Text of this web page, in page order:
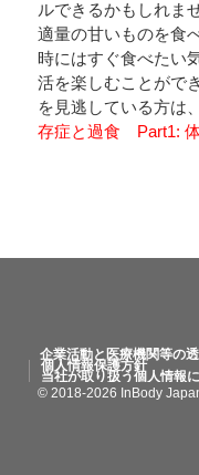
ルできるかもしれま
適量の甘いものを食
時にはすぐ食べたい
活を楽しむことがで
を見逃している方は
存症と過食 Part1:
企業活動と医療機関等の
個人情報保護方針
当社が取り
© 2018-2026 InBody